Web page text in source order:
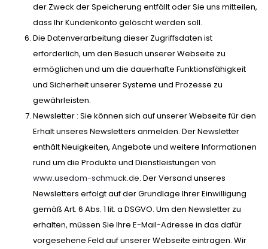
der Zweck der Speicherung entfällt oder Sie uns mitteilen,
dass Ihr Kundenkonto gelöscht werden soll.
Die Datenverarbeitung dieser Zugriffsdaten ist
erforderlich, um den Besuch unserer Webseite zu
ermöglichen und um die dauerhafte Funktionsfähigkeit
und Sicherheit unserer Systeme und Prozesse zu
gewährleisten.
Newsletter : Sie können sich auf unserer Webseite für den
Erhalt unseres Newsletters anmelden. Der Newsletter
enthält Neuigkeiten, Angebote und weitere Informationen
rund um die Produkte und Dienstleistungen von
www.usedom-schmuck.de. Der Versand unseres
Newsletters erfolgt auf der Grundlage Ihrer Einwilligung
gemäß Art. 6 Abs. 1 lit. a DSGVO. Um den Newsletter zu
erhalten, müssen Sie Ihre E-Mail-Adresse in das dafür
vorgesehene Feld auf unserer Webseite eintragen. Wir